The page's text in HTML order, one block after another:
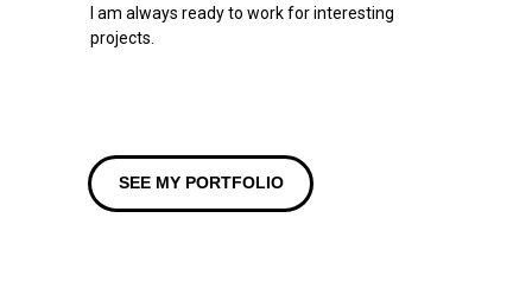
I am always ready to work for interesting
projects.
SEE MY PORTFOLIO